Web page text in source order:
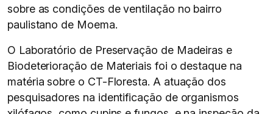
sobre as condições de ventilação no bairro
paulistano de Moema.
O Laboratório de Preservação de Madeiras e
Biodeterioração de Materiais foi o destaque na
matéria sobre o CT-Floresta. A atuação dos
pesquisadores na identificação de organismos